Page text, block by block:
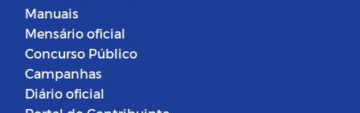
Manuais
Mensário oficial
Concurso Público
Campanhas
Diário oficial